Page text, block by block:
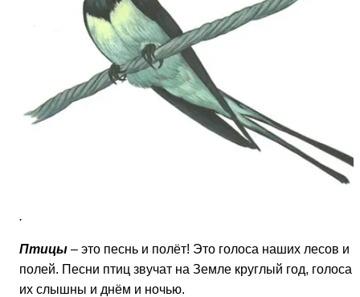
.
Птицы – это песнь и полёт! Это голоса наших лесов и
полей. Песни птиц звучат на Земле круглый год, голоса
их слышны и днём и ночью.